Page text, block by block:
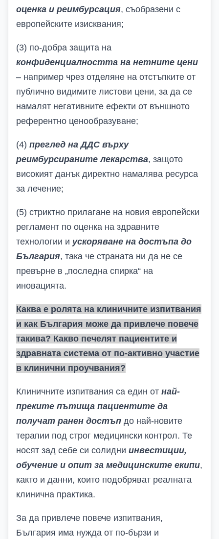
оценка и реимбурсация, съобразени с
европейските изисквания;
(3) по-добра защита на
конфиденциалността на нетните цени
– например чрез отделяне на отстъпките от
публично видимите листови цени, за да се
намалят негативните ефекти от външното
референтно ценообразуване;
(4) преглед на ДДС върху
реимбурсираните лекарства, защото
високият данък директно намалява ресурса
за лечение;
(5) стриктно прилагане на новия европейски
регламент по оценка на здравните
технологии и ускоряване на достъпа до
България, така че страната ни да не се
превърне в „последна спирка“ на
иновацията.
Каква е ролята на клиничните изпитвания
и как България може да привлече повече
такива? Какво печелят пациентите и
здравната система от по-активно участие
в клинични проучвания?
Клиничните изпитвания са един от най-
преките пътища пациентите да
получат ранен достъп до най-новите
терапии под строг медицински контрол. Те
носят зад себе си солидни инвестиции,
обучение и опит за медицинските екипи,
както и данни, които подобряват реалната
клинична практика.
За да привлече повече изпитвания,
България има нужда от по-бързи и